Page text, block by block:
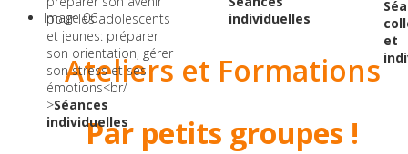
Image 06
Ateliers et Formations
Par petits groupes !
pour les adolescents
et jeunes: préparer
son orientation, gérer
son stress et ses
émotions<br/
>Séances
individuelles
individuelles
et